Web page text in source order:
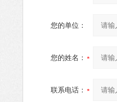
您的单位：
您的姓名：
联系电话：